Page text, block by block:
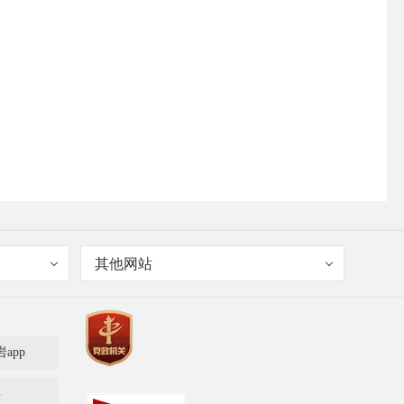
其他网站
app